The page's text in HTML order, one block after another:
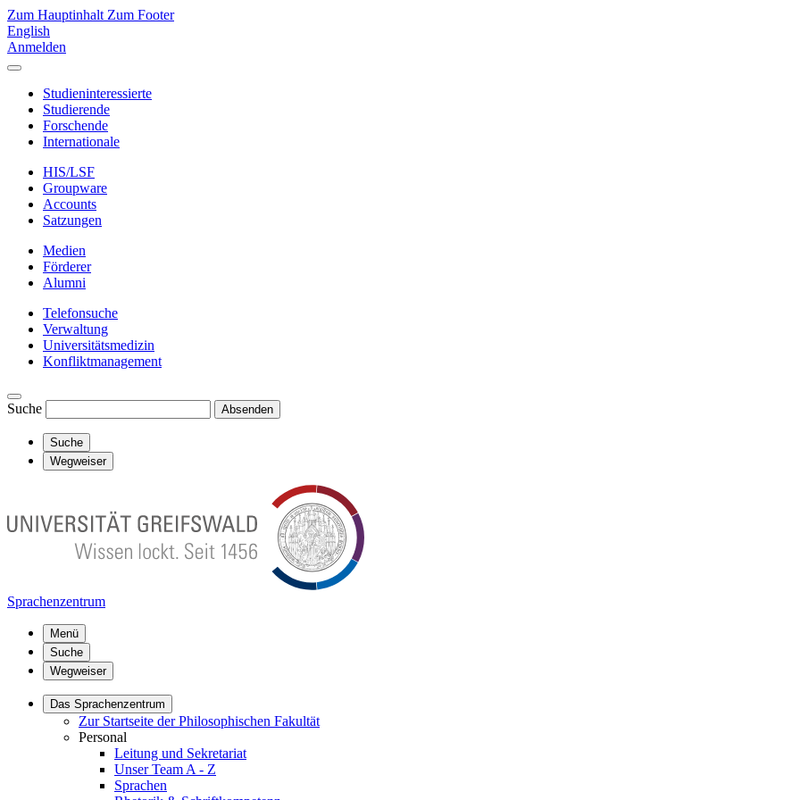
Zum Hauptinhalt Zum Footer
English
Anmelden
Studieninteressierte
Studierende
Forschende
Internationale
HIS/LSF
Groupware
Accounts
Satzungen
Medien
Förderer
Alumni
Telefonsuche
Verwaltung
Universitätsmedizin
Konfliktmanagement
Suche Absenden
Suche
Wegweiser
Sprachenzentrum
Menü
Suche
Wegweiser
Das Sprachenzentrum
Zur Startseite der Philosophischen Fakultät
Personal
Leitung und Sekretariat
Unser Team A - Z
Sprachen